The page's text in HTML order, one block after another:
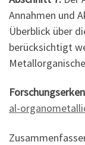
Annahmen und
Überblick über
berücksichtigt
al-